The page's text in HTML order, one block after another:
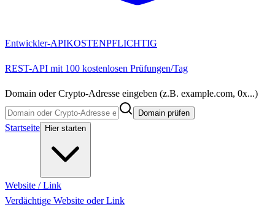
Entwickler-APIKOSTENPFLICHTIG
REST-API mit 100 kostenlosen Prüfungen/Tag
Domain oder Crypto-Adresse eingeben (z.B. example.com, 0x...)
Domain prüfen
Startseite Hier starten
Website / Link
Verdächtige Website oder Link